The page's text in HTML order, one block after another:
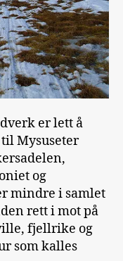
er lett å
Mysuseter
og
mindre i samlet
rett i mot på
fjellrike og
som kalles